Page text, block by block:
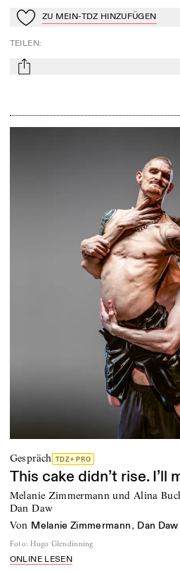
Zu Mein-TdZ hinzufügen
ZU MEIN-TDZ HINZUFÜGEN
TEILEN:
mail
Gespräch TDZ+ PRO
This cake didn’t rise. I’ll
Melanie Zimmermann und Alina
Dan Daw
von Melanie Zimmermann, Dan Daw
Foto: Hugo Glendinning
ONLINE LESEN